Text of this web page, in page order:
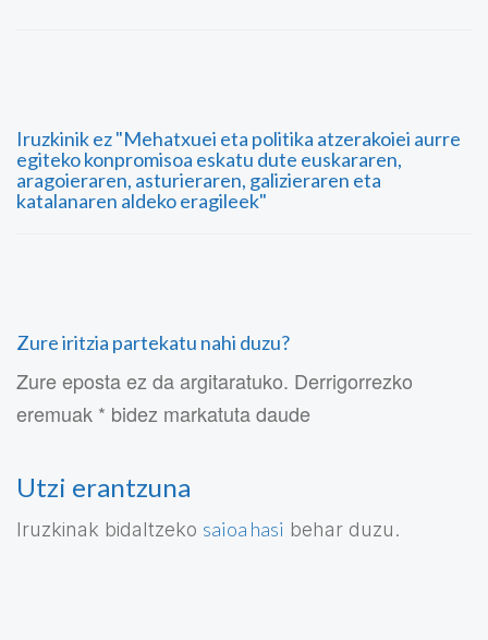
Iruzkinik ez "Mehatxuei eta politika atzerakoiei aurre
egiteko konpromisoa eskatu dute euskararen,
aragoieraren, asturieraren, galizieraren eta
katalanaren aldeko eragileek"
Zure iritzia partekatu nahi duzu?
Zure eposta ez da argitaratuko. Derrigorrezko
eremuak * bidez markatuta daude
Utzi erantzuna
Iruzkinak bidaltzeko saioa hasi behar duzu.